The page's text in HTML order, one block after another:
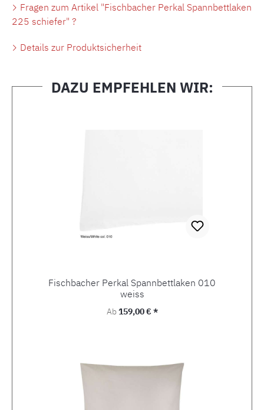
Fragen zum Artikel "Fischbacher Perkal Spannbettlaken
225 schiefer" ?
Details zur Produktsicherheit
DAZU EMPFEHLEN WIR:
Fischbacher Perkal Spannbettlaken 010
weiss
Regulärer Preis:
Ab159,00 € *